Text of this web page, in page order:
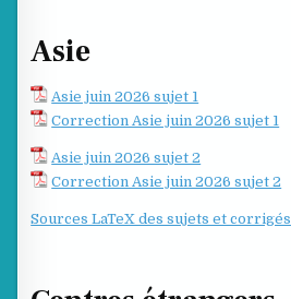
Asie
Asie juin 2026 sujet 1
Correction Asie juin 2026 sujet 1
Asie juin 2026 sujet 2
Correction Asie juin 2026 sujet 2
Sources LaTeX des sujets et corrigés